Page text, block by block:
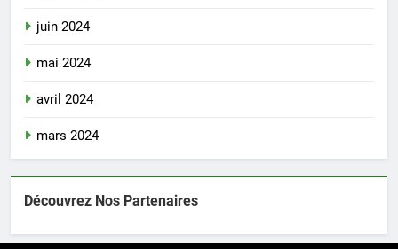
juin 2024
mai 2024
avril 2024
mars 2024
Découvrez Nos Partenaires